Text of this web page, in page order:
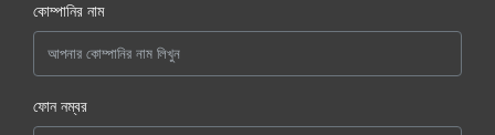
কোম্পানির নাম
ফোন নম্বর